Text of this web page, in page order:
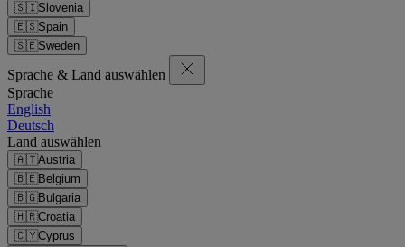
🇸🇮Slovenia
🇪🇸Spain
🇸🇪Sweden
Sprache & Land auswählen
Sprache
English
Deutsch
Land auswählen
🇦🇹Austria
🇧🇪Belgium
🇧🇬Bulgaria
🇭🇷Croatia
🇨🇾Cyprus